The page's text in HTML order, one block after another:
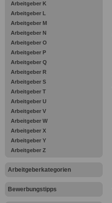
Arbeitgeber K
Arbeitgeber L
Arbeitgeber M
Arbeitgeber N
Arbeitgeber O
Arbeitgeber P
Arbeitgeber Q
Arbeitgeber R
Arbeitgeber S
Arbeitgeber T
Arbeitgeber U
Arbeitgeber V
Arbeitgeber W
Arbeitgeber X
Arbeitgeber Y
Arbeitgeber Z
Arbeitgeberkategorien
Bewerbungstipps